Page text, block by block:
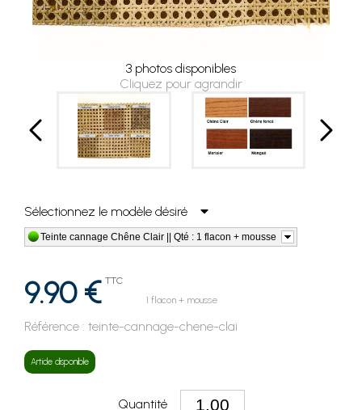
3 photos disponibles
Cliquez pour agrandir
Sélectionnez le modèle désiré
Teinte cannage Chêne Clair || Qté : 1 flacon + mousse
9.90 € TTC
1 flacon + mousse
Référence : teinte-cannage-chene-clai
Article disponible
Quantité